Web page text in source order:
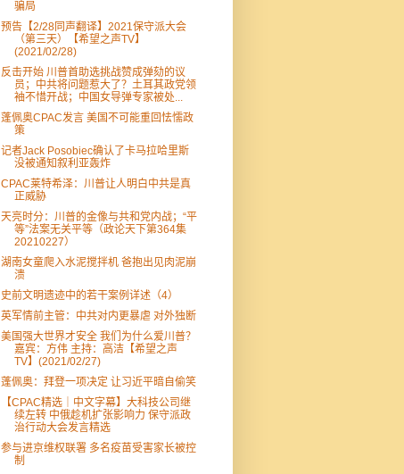
骗局
预告【2/28同声翻译】2021保守派大会
（第三天）【希望之声TV】
(2021/02/28)
反击开始 川普首助选挑战赞成弹劾的议
员；中共将问题惹大了？土耳其政党领
袖不惜开战；中国女导弹专家被处...
蓬佩奥CPAC发言 美国不可能重回怯懦政
策
记者Jack Posobiec确认了卡马拉哈里斯
没被通知叙利亚轰炸
CPAC莱特希泽：川普让人明白中共是真
正威胁
天亮时分：川普的金像与共和党内战；“平
等”法案无关平等（政论天下第364集
20210227）
湖南女童爬入水泥搅拌机 爸抱出见肉泥崩
溃
史前文明遗迹中的若干案例详述（4）
英军情前主管：中共对内更暴虐 对外独断
美国强大世界才安全 我们为什么爱川普？
嘉宾：方伟 主持：高洁【希望之声
TV】(2021/02/27)
蓬佩奥：拜登一项决定 让习近平暗自偷笑
【CPAC精选｜中文字幕】大科技公司继
续左转 中俄趁机扩张影响力 保守派政
治行动大会发言精选
参与进京维权联署 多名疫苗受害家长被控
制